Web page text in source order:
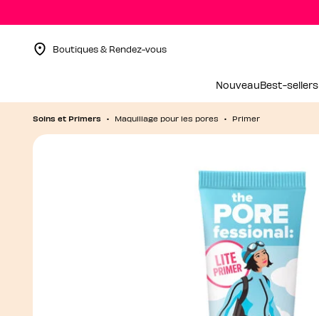
Boutiques & Rendez-vous
NouveauBest-sellers
Soins et Primers Maquillage pour les pores Primer